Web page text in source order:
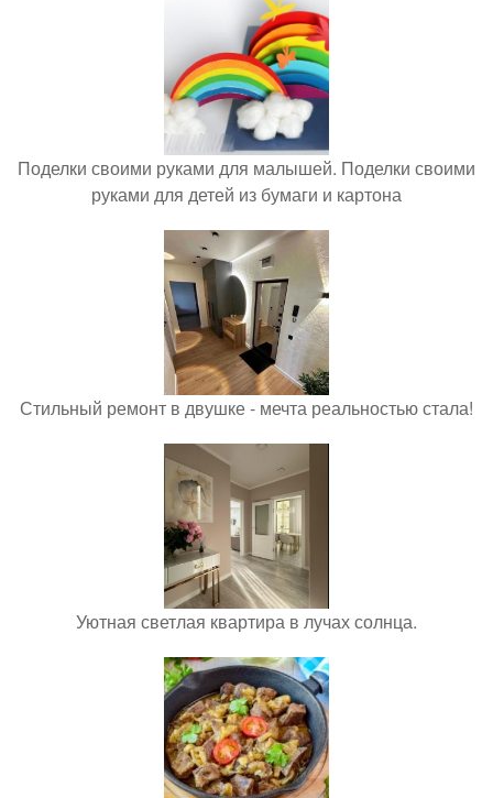
Поделки своими руками для малышей. Поделки своими
руками для детей из бумаги и картона
Стильный ремонт в двушке - мечта реальностью стала!
Уютная светлая квартира в лучах солнца.